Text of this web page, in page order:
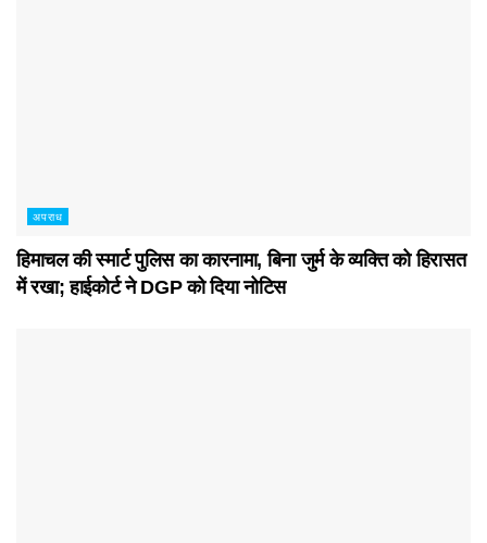
अपराध
हिमाचल की स्मार्ट पुलिस का कारनामा, बिना जुर्म के व्यक्ति को हिरासत
में रखा; हाईकोर्ट ने DGP को दिया नोटिस